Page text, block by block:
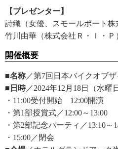
【プレゼンター】
詩織（女優、スモールポート株
竹川由華（株式会社Ｒ・Ｉ・Ｐ
開催概要
■名称 ／第7回日本バイクオブ
■日時／2024年12月18日（水曜
・11:00受付開始 12:00開演
・第1部授賞式／12:00～13:00
・第2部記念パーティ／13:10～
・15:00／閉会